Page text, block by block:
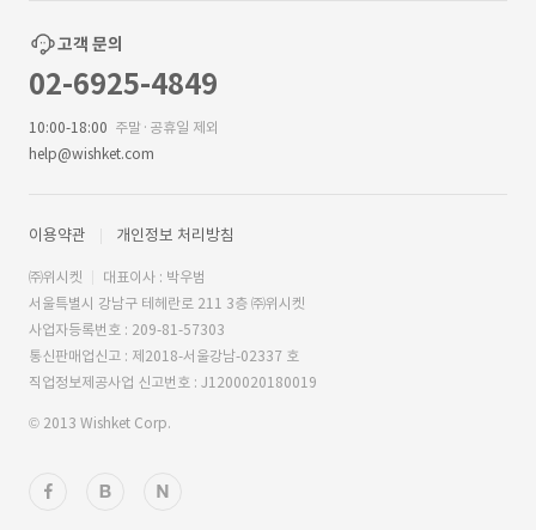
고객 문의
02-6925-4849
10:00-18:00 주말·공휴일 제외
help@wishket.com
이용약관 개인정보 처리방침
㈜위시켓
대표이사 : 박우범
서울특별시 강남구 테헤란로 211 3층 ㈜위시켓
사업자등록번호 : 209-81-57303
통신판매업신고 : 제2018-서울강남-02337 호
직업정보제공사업 신고번호 : J1200020180019
© 2013 Wishket Corp.